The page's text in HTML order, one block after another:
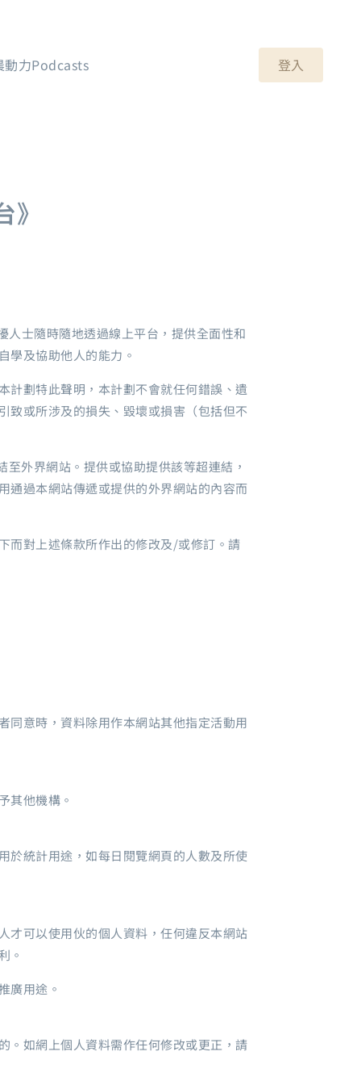
動力Podcasts 登入
士隨時隨地透過線上平台，提供全面性和
學及協助他人的能力。
計劃特此聲明，本計劃不會就任何錯誤、遺
致或所涉及的損失、毀壞或損害（包括但不
外界網站。提供或協助提供該等超連結，
通過本網站傳遞或提供的外界網站的內容而
而對上述條款所作出的修改及/或修訂。請
同意時，資料除用作本網站其他指定活動用
其他機構。
於統計用途，如每日閱覽網頁的人數及所使
才可以使用伙的個人資料，任何違反本網站
。
廣用途。
。如網上個人資料需作任何修改或更正，請